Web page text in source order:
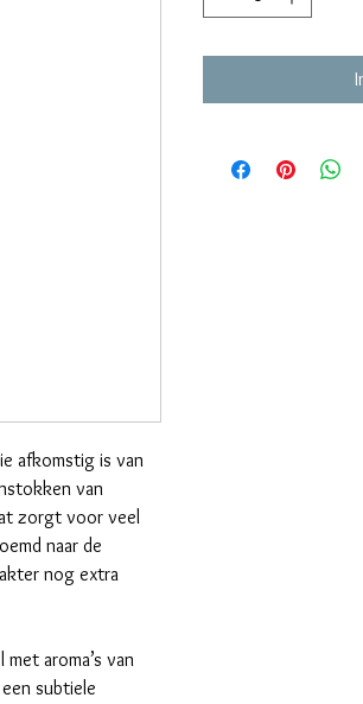
afkomstig is van
van
zorgt voor veel
naar de
nog extra
aroma’s van
subtiele